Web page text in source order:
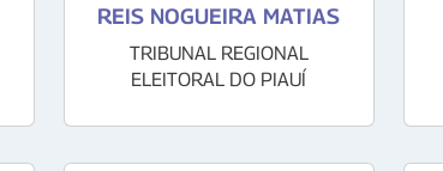
REIS NOGUEIRA MATIAS
TRIBUNAL REGIONAL
ELEITORAL DO PIAUÍ